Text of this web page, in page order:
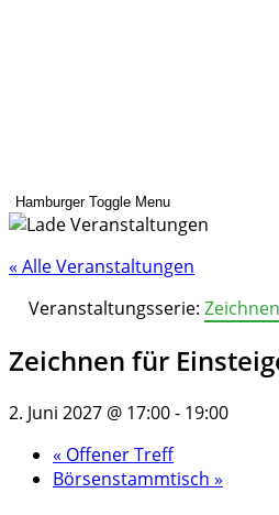
Hamburger Toggle Menu
« Alle Veranstaltungen
Veranstaltungsserie:
Zeichnen für
2. Juni 2027 @ 17:00- 19:00
« Offener Treff
Börsenstammtisch »